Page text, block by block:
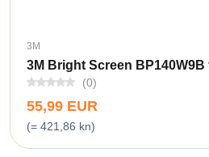
3M
3M Bright Screen BP140W9B
(0)
55,99 EUR
(= 421,86 kn)